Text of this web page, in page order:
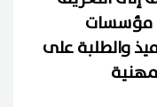
مؤسسات
والطلبة على